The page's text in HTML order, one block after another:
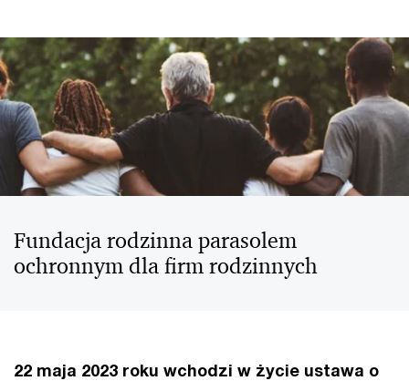
Fundacja rodzinna parasolem
ochronnym dla firm rodzinnych
22 maja 2023 roku wchodzi w życie ustawa o